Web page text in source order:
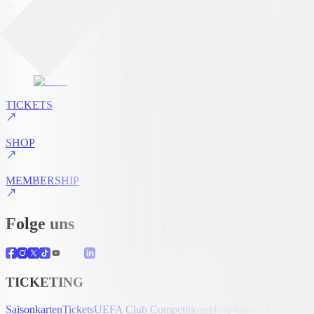
TICKETS
SHOP
MEMBERSHIP
Folge uns
TICKETING
SaisonkartenTicketsUEFA Club CompetitionsHospitality